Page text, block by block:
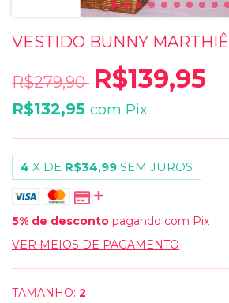
VESTIDO BUNNY MARTHIÊ
R$279,90 R$139,95
R$132,95 com Pix
4 X DE R$34,99 SEM JUROS
5% de desconto pagando com Pix
VER MEIOS DE PAGAMENTO
TAMANHO: 2